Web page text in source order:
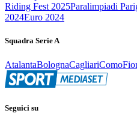
Riding Fest 2025Paralimpiadi
2024Euro 2024
Squadra Serie A
AtalantaBolognaCagliariComo
Seguici su